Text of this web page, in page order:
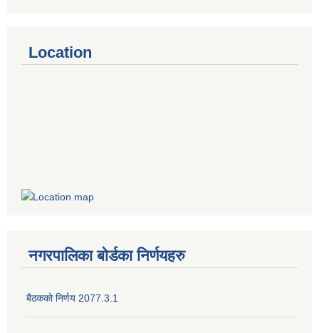
Location
नगरपालिका बोर्डका निर्णयहरु
बैठकको निर्णय 2077.3.1